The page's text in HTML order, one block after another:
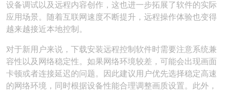
设备调试以及远程内容创作，这也进一步拓展了软件的实际
应用场景。随着互联网速度不断提升，远程操作体验也变得
越来越接近本地控制。
对于新用户来说，下载安装远程控制软件时需要注意系统兼
容性以及网络稳定性。如果网络环境较差，可能会出现画面
卡顿或者连接延迟的问题。因此建议用户优先选择稳定高速
的网络环境，同时根据设备性能合理调整画质设置。此外，